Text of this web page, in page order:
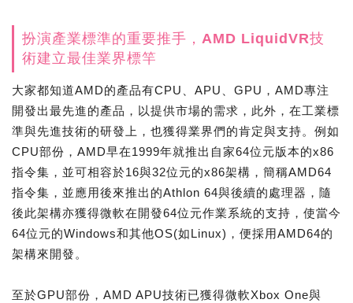
扮演產業標準的重要推手，AMD LiquidVR技
術建立最佳業界標竿
大家都知道AMD的產品有CPU、APU、GPU，AMD專注
開發出最先進的產品，以提供市場的需求，此外，在工業標
準與先進技術的研發上，也獲得業界們的肯定與支持。例如
CPU部份，AMD早在1999年就推出自家64位元版本的x86
指令集，並可相容於16與32位元的x86架構，簡稱AMD64
指令集，並應用後來推出的Athlon 64與後續的處理器，隨
後此架構亦獲得微軟在開發64位元作業系統的支持，使當今
64位元的Windows和其他OS(如Linux)，便採用AMD64的
架構來開發。
至於GPU部份，AMD APU技術已獲得微軟Xbox One與